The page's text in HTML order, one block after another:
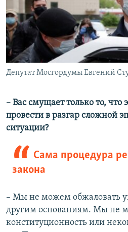
Депутат Мосгордумы Евгений
– Вас смущает только то, что
провести в разгар сложной
ситуации?
Сама процедура
закона
– Мы не можем обжаловать
другим основаниям. Мы не
конституционность или